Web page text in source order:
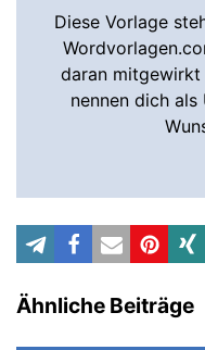
Diese Vorlage
daran
nennen dich
Ähnliche Beiträge